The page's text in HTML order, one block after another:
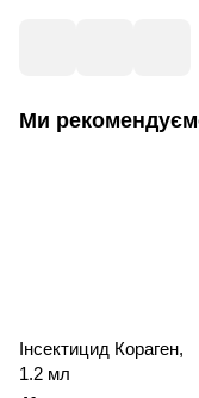
Ми
Інсектицид Кораген,
1.2 мл